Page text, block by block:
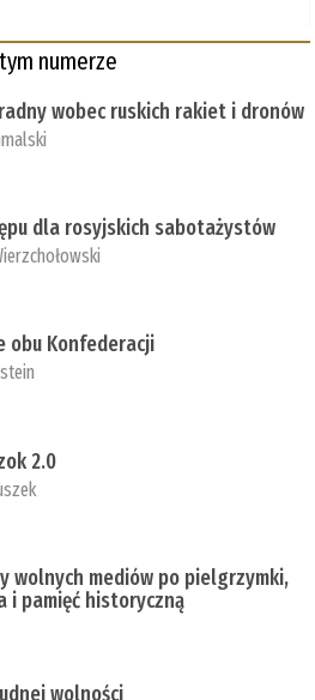
numerze
wobec ruskich rakiet i dronów
dla rosyjskich sabotażystów
obu Konfederacji
2.0
wolnych mediów po pielgrzymki,
i pamięć historyczną
wolności